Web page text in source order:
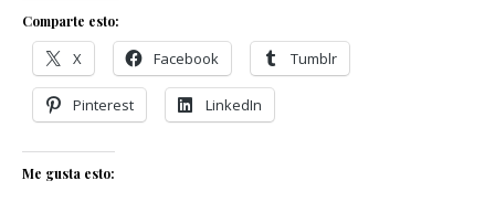
Comparte esto:
X Facebook Tumblr
Pinterest LinkedIn
Me gusta esto: